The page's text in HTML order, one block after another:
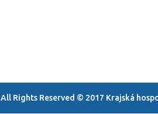
All Rights Reserved © 2017 Krajská